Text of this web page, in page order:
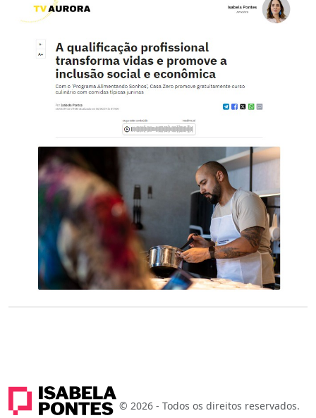
© 2026 - Todos os direitos reservados.